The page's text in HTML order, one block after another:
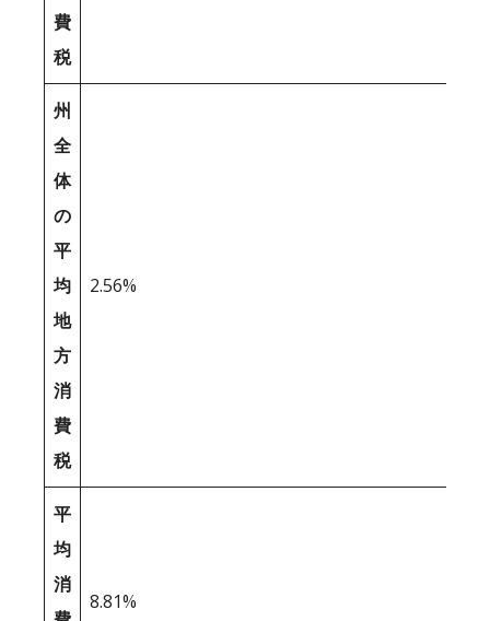
費
税
州
全
体
の
平
均
地
方
消
費
税
2.56%
平
均
消
8.81%